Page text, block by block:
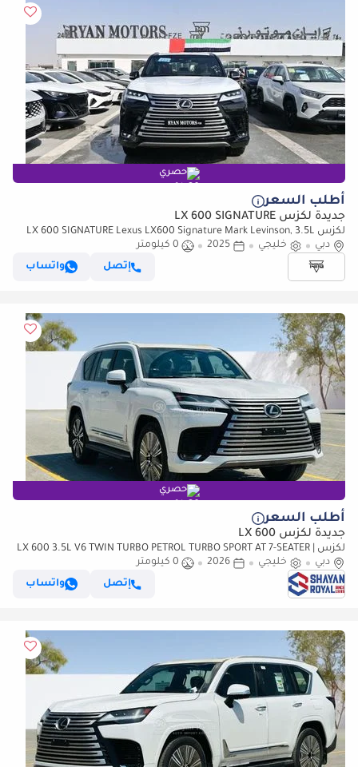
حصري
أطلب السعر
جديدة لكزس LX 600 SIGNATURE
لكزس LX 600 SIGNATURE Lexus LX600 Signature Mark Levinson, 3.5L
Twin-Turbo V6, Petrol, Model 2025 Color Black
دبي خليجي 2025
0 كيلومتر
إتصل
واتساب
حصري
أطلب السعر
جديدة لكزس LX 600
لكزس LX 600 3.5L V6 TWIN TURBO PETROL TURBO SPORT AT 7-SEATER |
25-MARK LEVINSON 2026MY
دبي خليجي 2026
0 كيلومتر
إتصل
واتساب